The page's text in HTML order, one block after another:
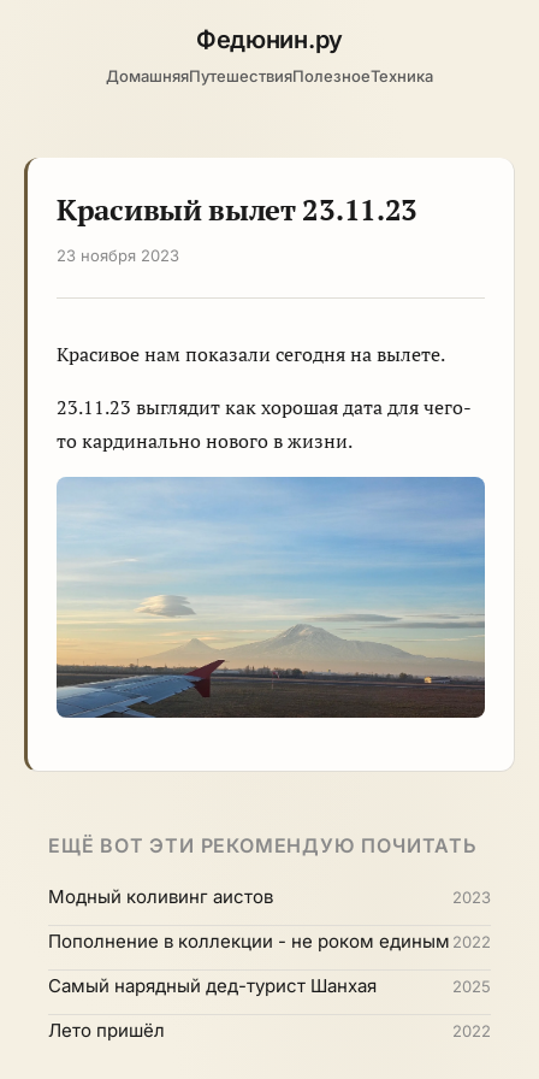
Федюнин.ру
ДомашняяПутешествияПолезноеТехника
Красивый вылет 23.11.23
23 ноября 2023
Красивое нам показали сегодня на вылете.
23.11.23 выглядит как хорошая дата для чего-
то кардинально нового в жизни.
ЕЩЁ ВОТ ЭТИ РЕКОМЕНДУЮ ПОЧИТАТЬ
Модный коливинг аистов 2023
Пополнение в коллекции - не роком единым 2022
Самый нарядный дед-турист Шанхая 2025
Лето пришёл 2022